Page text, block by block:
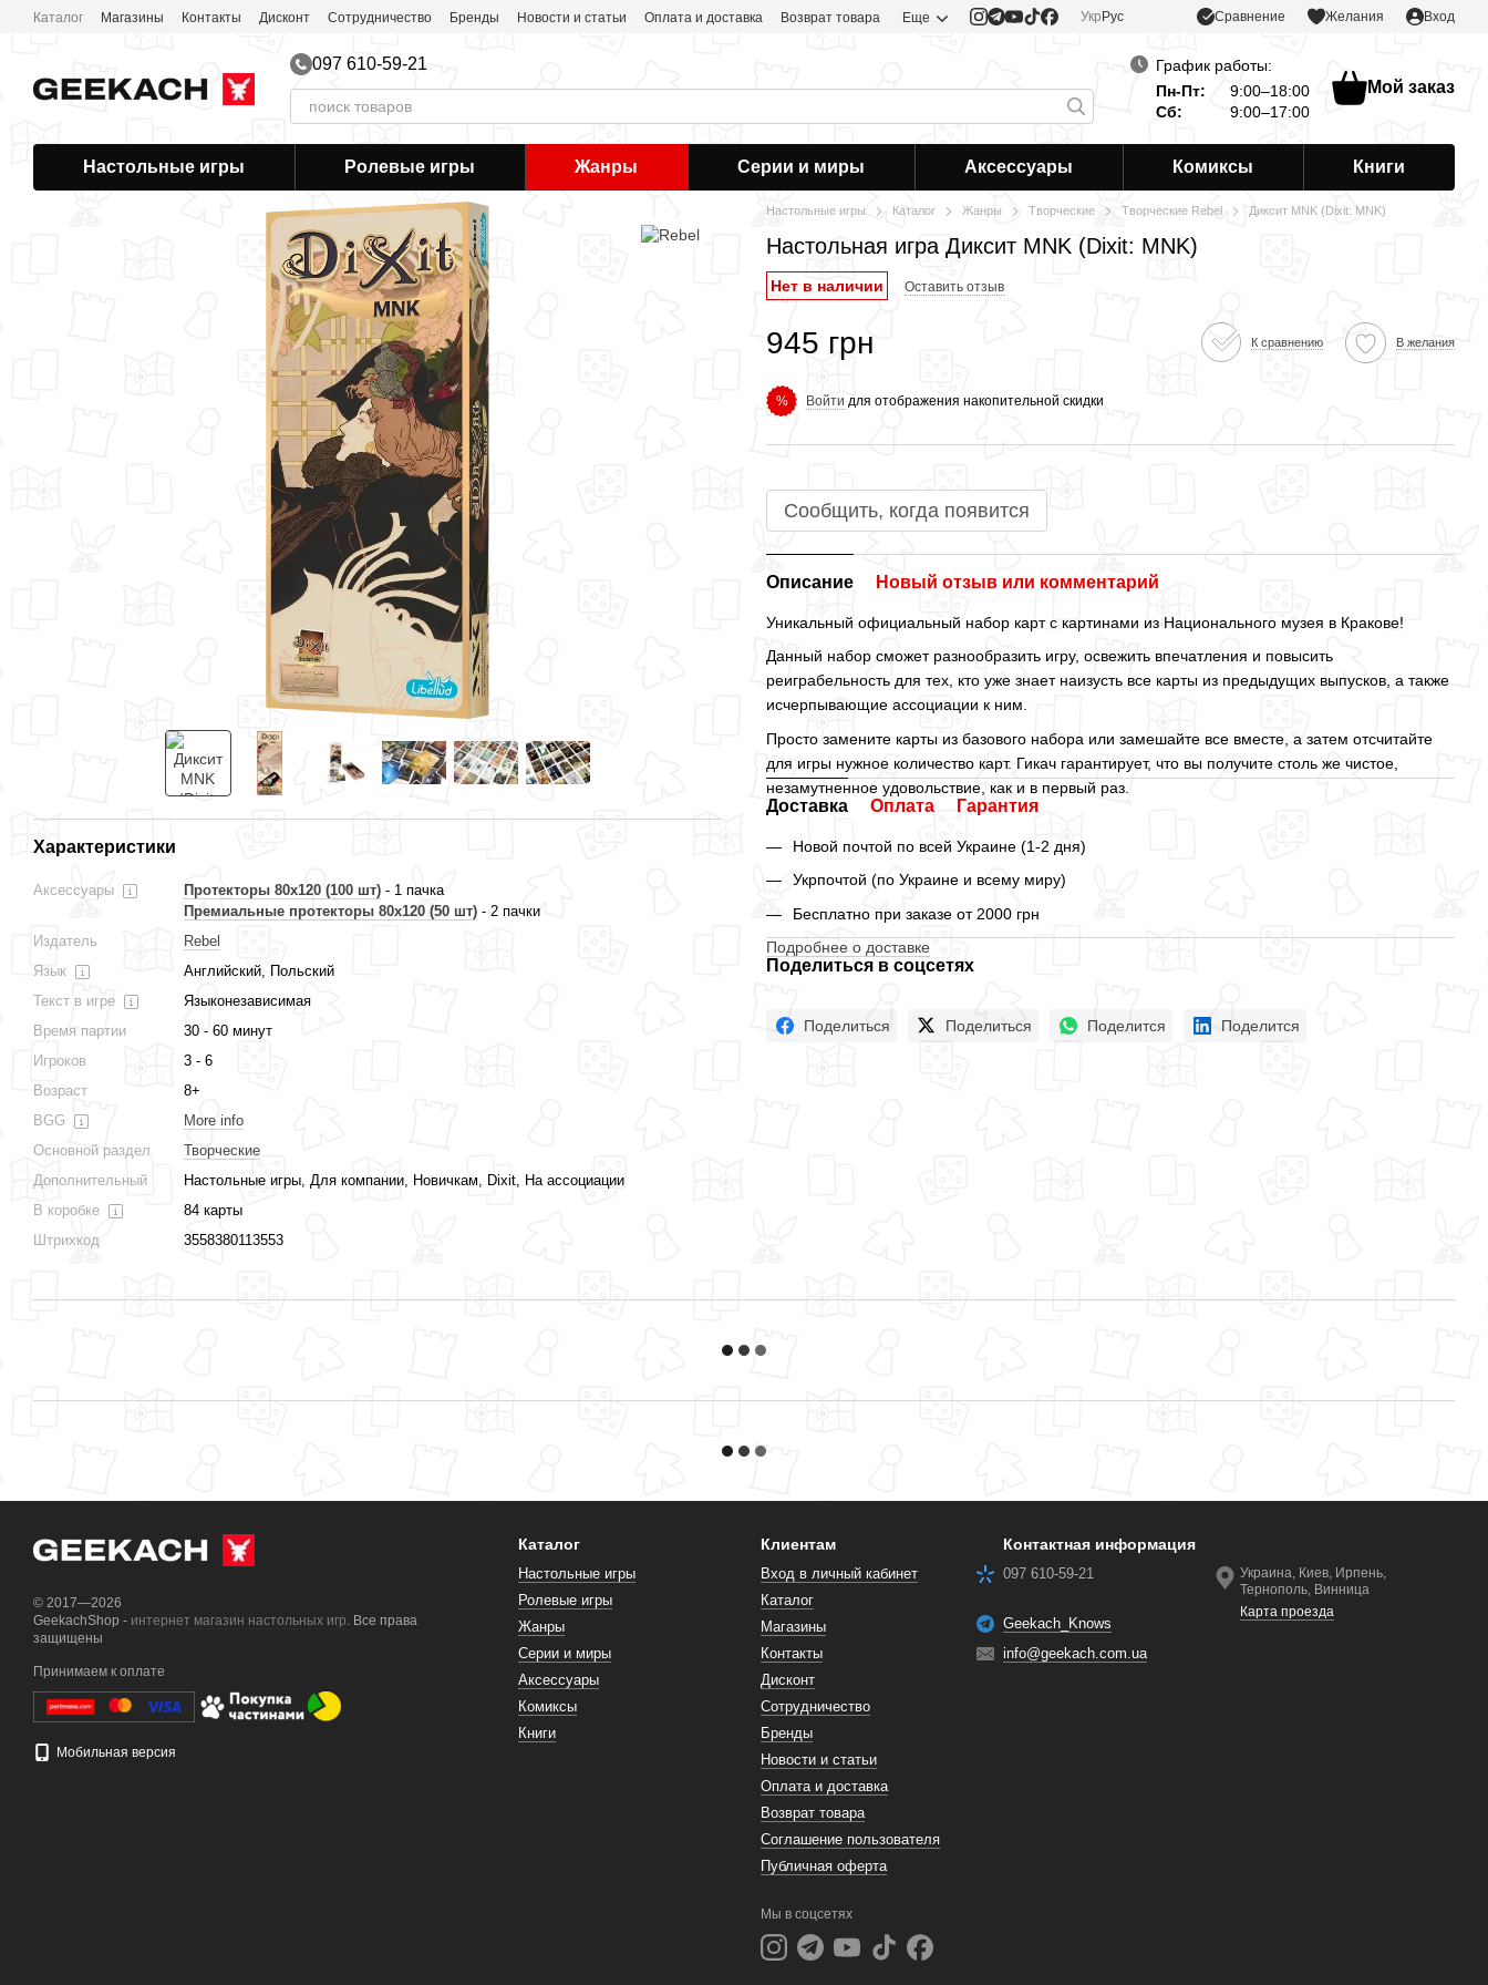
Перейти к основному контенту
Каталог Магазины Контакты Дисконт Сотрудничество Бренды Новости и статьи Оплата и доставка Возврат товара Еще Укр Рус Сравнение Желания Вход
097 610-59-21
График работы:
Пн-Пт:
9:00–18:00
Сб:
9:00–17:00
Мой заказ
Настольные игры Ролевые игры Жанры Серии и миры Аксессуары Комиксы Книги
Характеристики
Аксессуары Протекторы 80x120 (100 шт) - 1 пачка
Премиальные протекторы 80x120 (50 шт) - 2 пачки
Издатель
Rebel
Язык
Английский, Польский
Текст в игре
Языконезависимая
Время партии
30 - 60 минут
Игроков
3 - 6
Возраст
8+
BGG
More info
Основной раздел
Творческие
Дополнительный
Настольные игры, Для компании, Новичкам, Dixit, На ассоциации
В коробке
84 карты
Штрихкод
3558380113553
Настольные игры Каталог Жанры Творческие Творческие Rebel Диксит MNK (Dixit: MNK)
Настольная игра Диксит MNK (Dixit: MNK)
Нет в наличии Оставить отзыв
945 грн К сравнению В желания
% Войти для отображения накопительной скидки
Сообщить, когда появится
Описание Новый отзыв или комментарий
Уникальный официальный набор карт с картинами из Национального музея в Кракове!
Данный набор сможет разнообразить игру, освежить впечатления и повысить
реиграбельность для тех, кто уже знает наизусть все карты из предыдущих выпусков, а также
исчерпывающие ассоциации к ним.
Просто замените карты из базового набора или замешайте все вместе, а затем отсчитайте
для игры нужное количество карт. Гикач гарантирует, что вы получите столь же чистое,
незамутненное удовольствие, как и в первый раз.
Доставка Оплата Гарантия
Новой почтой по всей Украине (1-2 дня)
Укрпочтой (по Украине и всему миру)
Бесплатно при заказе от 2000 грн
Подробнее о доставке
Поделиться в соцсетях
Поделиться Поделиться Поделится Поделится
© 2017—2026
GeekachShop - интернет магазин настольных игр. Все права
защищены
Принимаем к оплате
Мобильная версия
Каталог
Настольные игры
Ролевые игры
Жанры
Серии и миры
Аксессуары
Комиксы
Книги
Клиентам
Вход в личный кабинет
Каталог
Магазины
Контакты
Дисконт
Сотрудничество
Бренды
Новости и статьи
Оплата и доставка
Возврат товара
Соглашение пользователя
Публичная оферта
Мы в соцсетях
Контактная информация
097 610-59-21
Geekach_Knows
info@geekach.com.ua
Украина, Киев, Ирпень,
Тернополь, Винница
Карта проезда